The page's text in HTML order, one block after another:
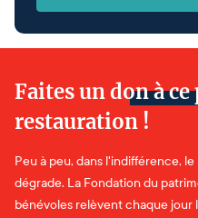
Faites un don à
restauration !
Peu à peu, dans l'indifférence,
dégrade. La Fondation du
bénévoles relèvent chaque